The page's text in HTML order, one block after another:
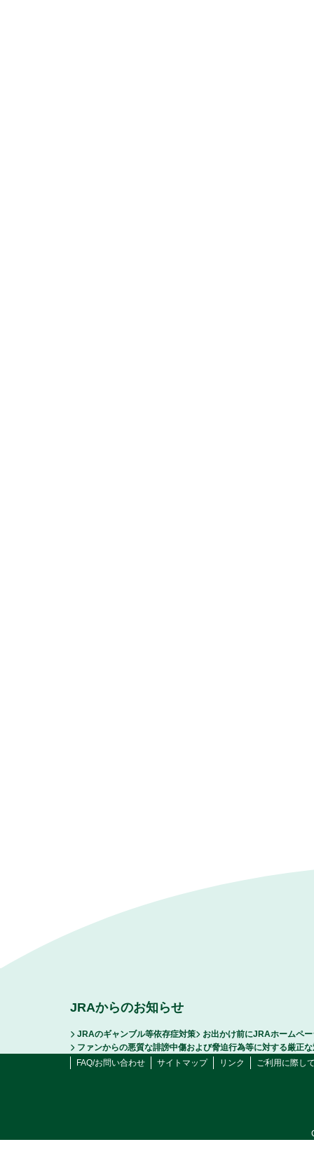
JRAからのお知らせ
JRAのギャンブル等依存症対策
お出かけ前にJRAホームペ
ファンからの悪質な誹謗中傷および脅迫行為等に対する厳正
FAQ/お問い合わせ
サイトマップ リンク ご利用に際し